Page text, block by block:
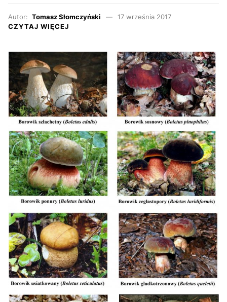
Autor: Tomasz Słomczyński
17 września 2017
CZYTAJ WIĘCEJ